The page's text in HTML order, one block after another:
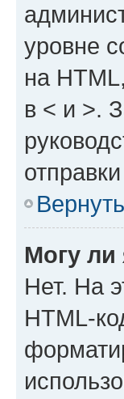
уровне
на
в < и >.
Могу ли
Нет. На
HTML-